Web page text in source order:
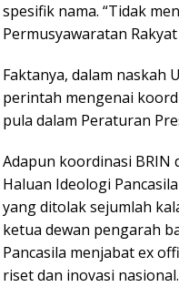
spesifik nama. “Tidak
Permusyawaratan
Faktanya, dalam naskah
perintah mengenai
pula dalam Peraturan
Adapun koordinasi BRIN
Haluan Ideologi
yang ditolak sejumlah
ketua dewan pengarah
Pancasila menjabat ex
riset dan inovasi nasional.